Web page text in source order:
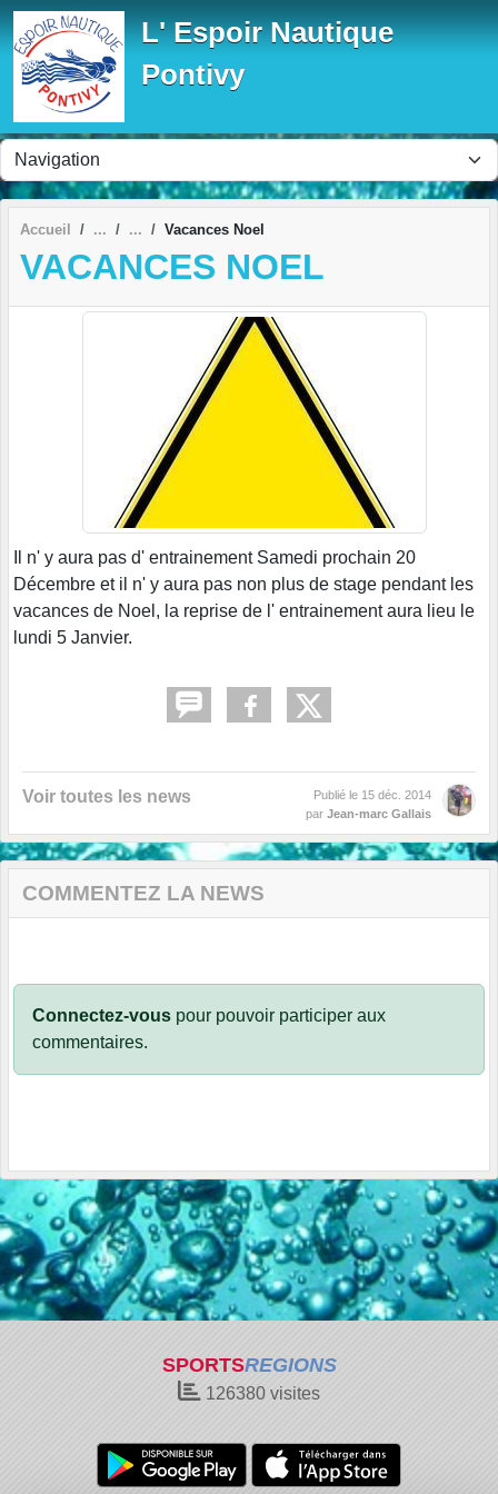
L' Espoir Nautique
Pontivy
Accueil Vacances Noel
VACANCES NOEL
Il n' y aura pas d' entrainement Samedi prochain 20
Décembre et il n' y aura pas non plus de stage pendant les
vacances de Noel, la reprise de l' entrainement aura lieu le
lundi 5 Janvier.
Voir toutes les news Publié le 15 déc. 2014
par Jean-marc Gallais
COMMENTEZ LA NEWS
Connectez-vous pour pouvoir participer aux
commentaires.
SPORTSREGIONS
126380 visites
Panneau de gestion des cookies